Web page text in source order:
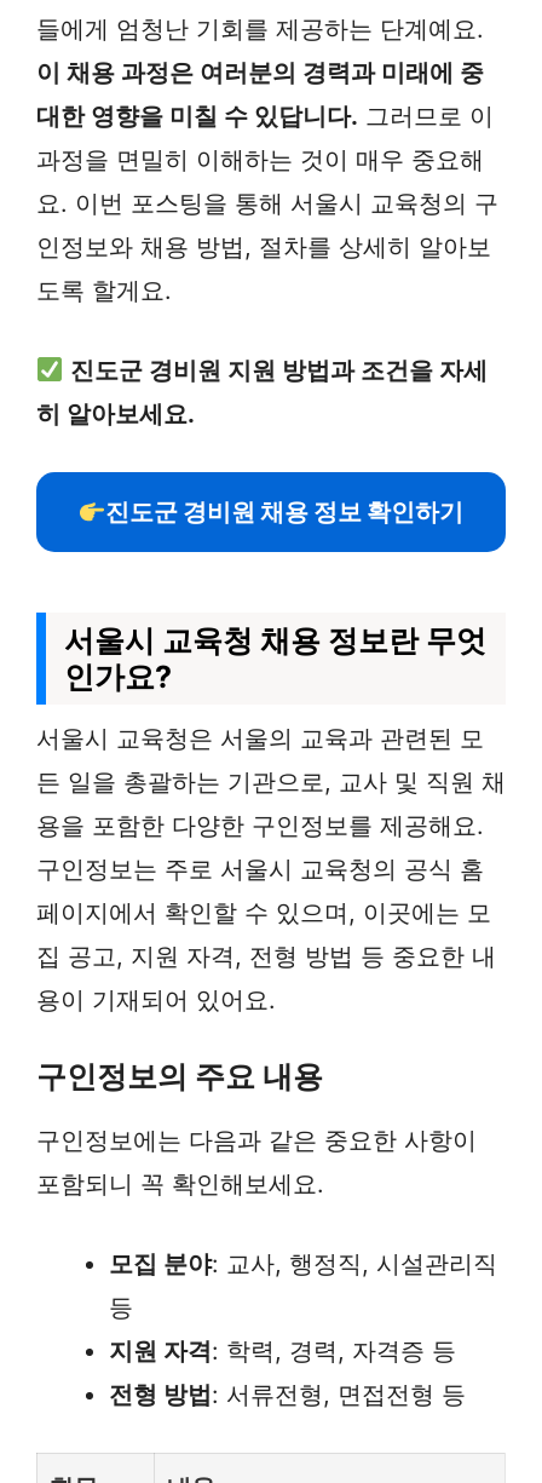
들에게 엄청난 기회를 제공하는 단계예요.
이 채용 과정은 여러분의 경력과 미래에 중
대한 영향을 미칠 수 있답니다. 그러므로 이
과정을 면밀히 이해하는 것이 매우 중요해
요. 이번 포스팅을 통해 서울시 교육청의 구
인정보와 채용 방법, 절차를 상세히 알아보
도록 할게요.
진도군 경비원 지원 방법과 조건을 자세
히 알아보세요.
진도군 경비원 채용 정보 확인하기
서울시 교육청 채용 정보란 무엇
인가요?
서울시 교육청은 서울의 교육과 관련된 모
든 일을 총괄하는 기관으로, 교사 및 직원 채
용을 포함한 다양한 구인정보를 제공해요.
구인정보는 주로 서울시 교육청의 공식 홈
페이지에서 확인할 수 있으며, 이곳에는 모
집 공고, 지원 자격, 전형 방법 등 중요한 내
용이 기재되어 있어요.
구인정보의 주요 내용
구인정보에는 다음과 같은 중요한 사항이
포함되니 꼭 확인해보세요.
모집 분야: 교사, 행정직, 시설관리직
등
지원 자격: 학력, 경력, 자격증 등
전형 방법: 서류전형, 면접전형 등